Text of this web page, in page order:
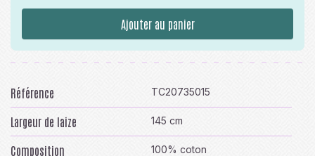
Ajouter au panier
Référence TC20735015
Largeur de laize 145 cm
Composition 100% coton